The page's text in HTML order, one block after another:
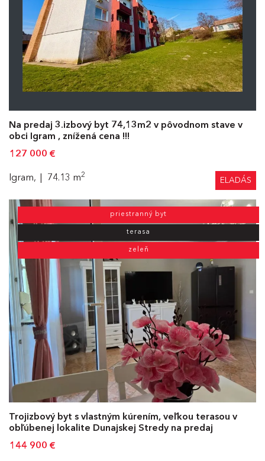
Na predaj 3.izbový byt 74,13m2 v pôvodnom stave v
obci Igram , znížená cena !!!
127 000 €
Igram, 74.13 m2
ELADÁS
priestranný byt
terasa
zeleň
Trojizbový byt s vlastným kúrením, veľkou terasou v
obľúbenej lokalite Dunajskej Stredy na predaj
144 900 €